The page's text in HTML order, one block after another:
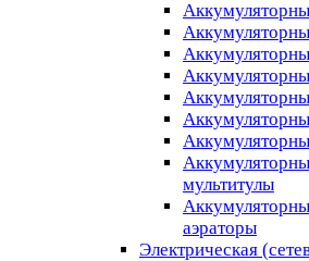
мультитулы
аэраторы
Электрическая